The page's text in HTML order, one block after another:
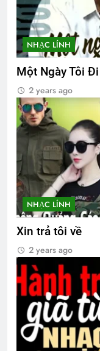
3
3
2
2
NHẠC LÍNH
Một Ngày Tôi
2 years ago
NHẠC LÍNH
Xin trả tôi về
2 years ago